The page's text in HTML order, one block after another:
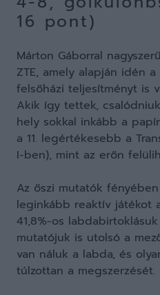
16 pont)
Márton Gáborral
ZTE, amely alapján idén
felsőházi teljesítményt is
Akik így tettek,
hely sokkal inkább a
a 11. legértékesebb a
I-ben), mint az erőn
Az őszi mutatók
leginkább reaktív játékot
41,8%-os labdabirtoklásuk
mutatójuk is utolsó a
van náluk a labda, és
túlzottan a megszerzését.